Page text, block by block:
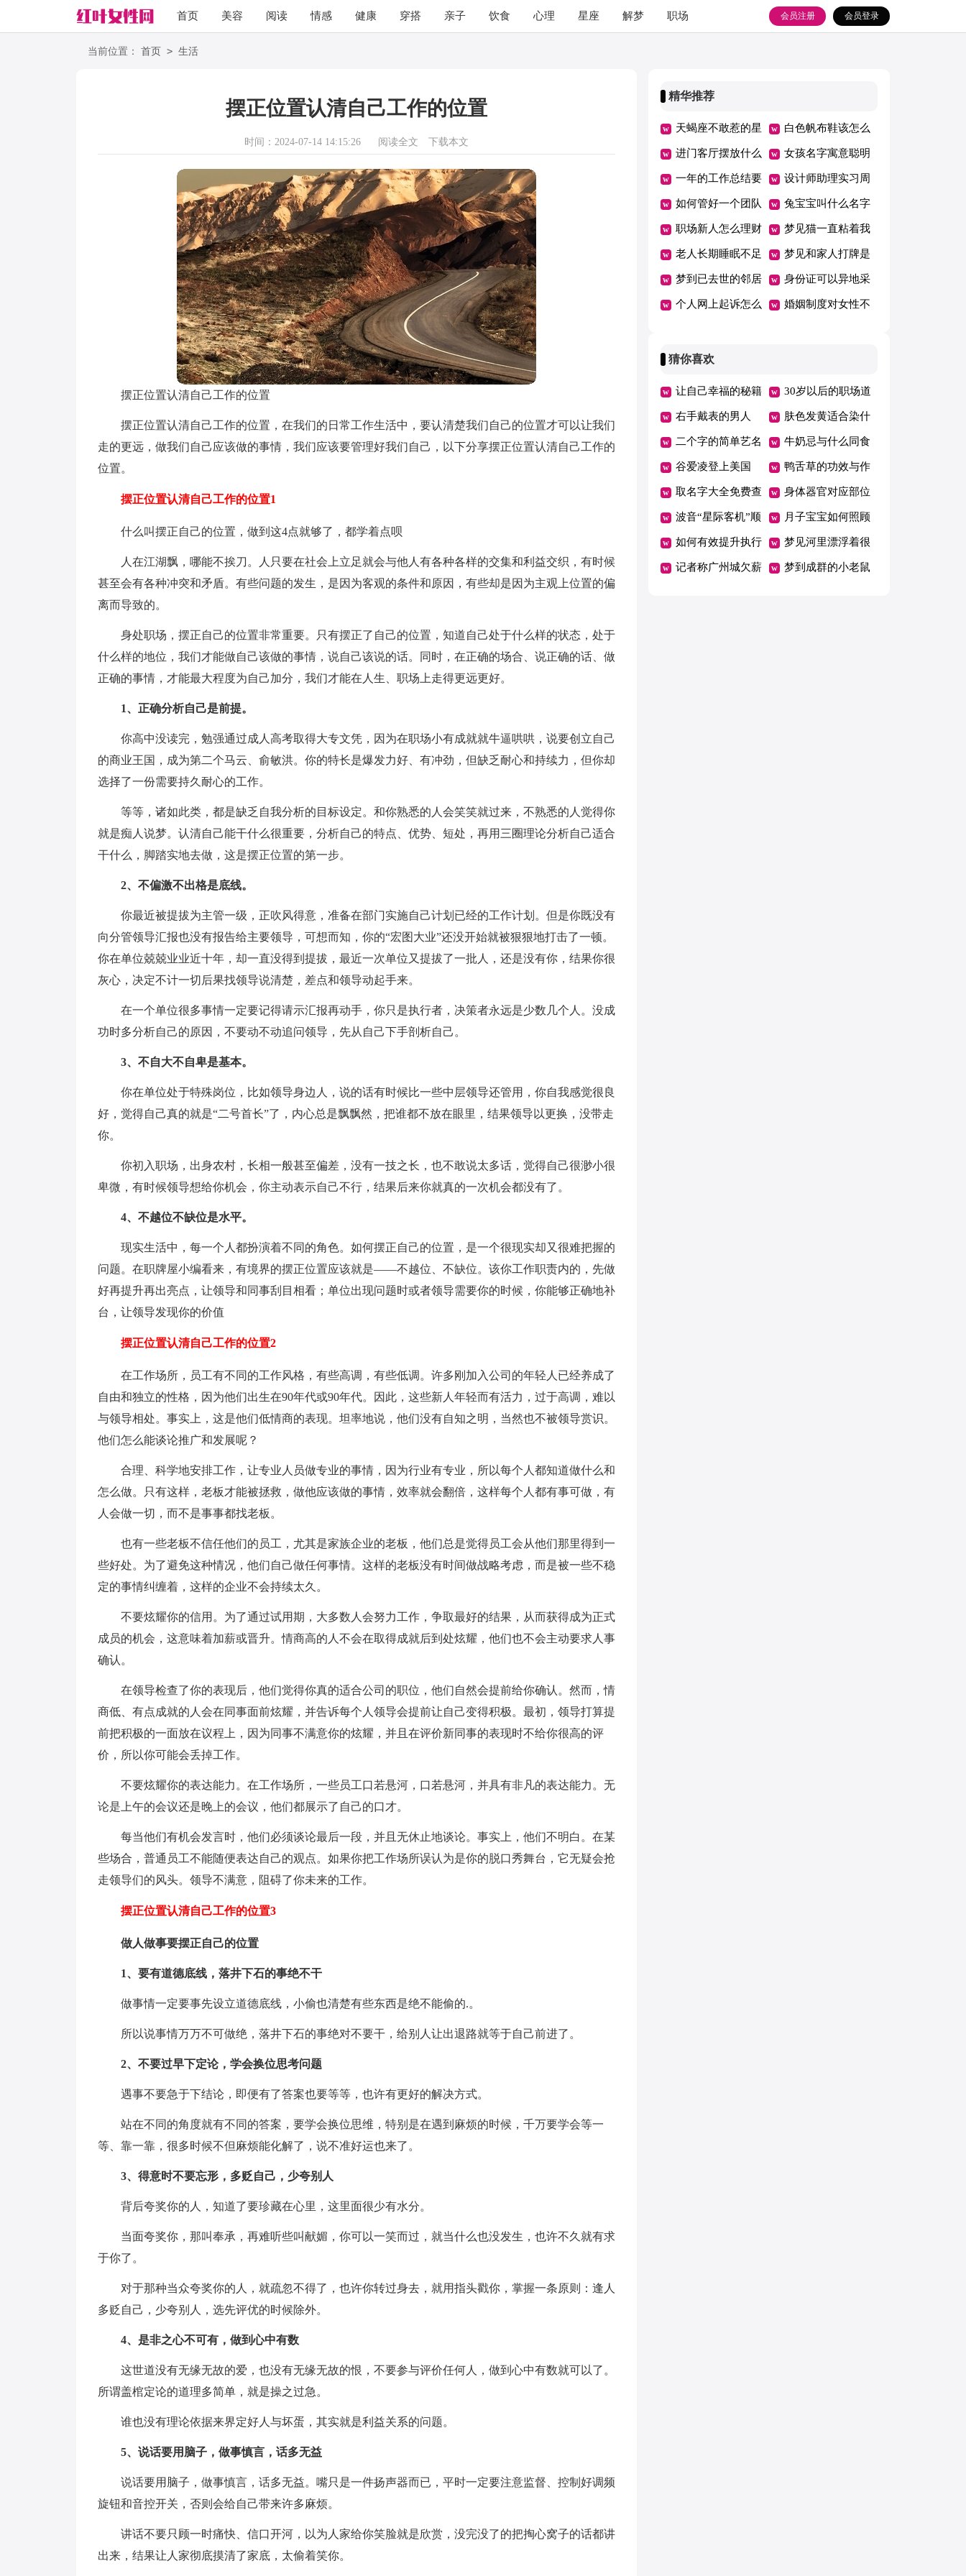
首页 美容 阅读 情感 健康 穿搭 亲子 饮食 心理 星座 解梦 职场
励志
会员登录
会员注册
当前位置： 首页 > 生活
摆正位置认清自己工作的位置
时间：2024-07-14 14:15:26 阅读全文 下载本文
摆正位置认清自己工作的位置
摆正位置认清自己工作的位置，在我们的日常工作生活中，要认清楚我们自己的位置才可以让我们
走的更远，做我们自己应该做的事情，我们应该要管理好我们自己，以下分享摆正位置认清自己工作的
位置。
摆正位置认清自己工作的位置1
什么叫摆正自己的位置，做到这4点就够了，都学着点呗
人在江湖飘，哪能不挨刀。人只要在社会上立足就会与他人有各种各样的交集和利益交织，有时候
甚至会有各种冲突和矛盾。有些问题的发生，是因为客观的条件和原因，有些却是因为主观上位置的偏
离而导致的。
身处职场，摆正自己的位置非常重要。只有摆正了自己的位置，知道自己处于什么样的状态，处于
什么样的地位，我们才能做自己该做的事情，说自己该说的话。同时，在正确的场合、说正确的话、做
正确的事情，才能最大程度为自己加分，我们才能在人生、职场上走得更远更好。
1、正确分析自己是前提。
你高中没读完，勉强通过成人高考取得大专文凭，因为在职场小有成就就牛逼哄哄，说要创立自己
的商业王国，成为第二个马云、俞敏洪。你的特长是爆发力好、有冲劲，但缺乏耐心和持续力，但你却
选择了一份需要持久耐心的工作。
等等，诸如此类，都是缺乏自我分析的目标设定。和你熟悉的人会笑笑就过来，不熟悉的人觉得你
就是痴人说梦。认清自己能干什么很重要，分析自己的特点、优势、短处，再用三圈理论分析自己适合
干什么，脚踏实地去做，这是摆正位置的第一步。
2、不偏激不出格是底线。
你最近被提拔为主管一级，正吹风得意，准备在部门实施自己计划已经的工作计划。但是你既没有
向分管领导汇报也没有报告给主要领导，可想而知，你的“宏图大业”还没开始就被狠狠地打击了一顿。
你在单位兢兢业业近十年，却一直没得到提拔，最近一次单位又提拔了一批人，还是没有你，结果你很
灰心，决定不计一切后果找领导说清楚，差点和领导动起手来。
在一个单位很多事情一定要记得请示汇报再动手，你只是执行者，决策者永远是少数几个人。没成
功时多分析自己的原因，不要动不动追问领导，先从自己下手剖析自己。
3、不自大不自卑是基本。
你在单位处于特殊岗位，比如领导身边人，说的话有时候比一些中层领导还管用，你自我感觉很良
好，觉得自己真的就是“二号首长”了，内心总是飘飘然，把谁都不放在眼里，结果领导以更换，没带走
你。
你初入职场，出身农村，长相一般甚至偏差，没有一技之长，也不敢说太多话，觉得自己很渺小很
卑微，有时候领导想给你机会，你主动表示自己不行，结果后来你就真的一次机会都没有了。
4、不越位不缺位是水平。
现实生活中，每一个人都扮演着不同的角色。如何摆正自己的位置，是一个很现实却又很难把握的
问题。在职牌屋小编看来，有境界的摆正位置应该就是——不越位、不缺位。该你工作职责内的，先做
好再提升再出亮点，让领导和同事刮目相看；单位出现问题时或者领导需要你的时候，你能够正确地补
台，让领导发现你的价值
摆正位置认清自己工作的位置2
在工作场所，员工有不同的工作风格，有些高调，有些低调。许多刚加入公司的年轻人已经养成了
自由和独立的性格，因为他们出生在90年代或90年代。因此，这些新人年轻而有活力，过于高调，难以
与领导相处。事实上，这是他们低情商的表现。坦率地说，他们没有自知之明，当然也不被领导赏识。
他们怎么能谈论推广和发展呢？
合理、科学地安排工作，让专业人员做专业的事情，因为行业有专业，所以每个人都知道做什么和
怎么做。只有这样，老板才能被拯救，做他应该做的事情，效率就会翻倍，这样每个人都有事可做，有
人会做一切，而不是事事都找老板。
也有一些老板不信任他们的员工，尤其是家族企业的老板，他们总是觉得员工会从他们那里得到一
些好处。为了避免这种情况，他们自己做任何事情。这样的老板没有时间做战略考虑，而是被一些不稳
定的事情纠缠着，这样的企业不会持续太久。
不要炫耀你的信用。为了通过试用期，大多数人会努力工作，争取最好的结果，从而获得成为正式
成员的机会，这意味着加薪或晋升。情商高的人不会在取得成就后到处炫耀，他们也不会主动要求人事
确认。
在领导检查了你的表现后，他们觉得你真的适合公司的职位，他们自然会提前给你确认。然而，情
商低、有点成就的人会在同事面前炫耀，并告诉每个人领导会提前让自己变得积极。最初，领导打算提
前把积极的一面放在议程上，因为同事不满意你的炫耀，并且在评价新同事的表现时不给你很高的评
价，所以你可能会丢掉工作。
不要炫耀你的表达能力。在工作场所，一些员工口若悬河，口若悬河，并具有非凡的表达能力。无
论是上午的会议还是晚上的会议，他们都展示了自己的口才。
每当他们有机会发言时，他们必须谈论最后一段，并且无休止地谈论。事实上，他们不明白。在某
些场合，普通员工不能随便表达自己的观点。如果你把工作场所误认为是你的脱口秀舞台，它无疑会抢
走领导们的风头。领导不满意，阻碍了你未来的工作。
摆正位置认清自己工作的位置3
做人做事要摆正自己的位置
1、要有道德底线，落井下石的事绝不干
做事情一定要事先设立道德底线，小偷也清楚有些东西是绝不能偷的.。
所以说事情万万不可做绝，落井下石的事绝对不要干，给别人让出退路就等于自己前进了。
2、不要过早下定论，学会换位思考问题
遇事不要急于下结论，即便有了答案也要等等，也许有更好的解决方式。
站在不同的角度就有不同的答案，要学会换位思维，特别是在遇到麻烦的时候，千万要学会等一
等、靠一靠，很多时候不但麻烦能化解了，说不准好运也来了。
3、得意时不要忘形，多贬自己，少夸别人
背后夸奖你的人，知道了要珍藏在心里，这里面很少有水分。
当面夸奖你，那叫奉承，再难听些叫献媚，你可以一笑而过，就当什么也没发生，也许不久就有求
于你了。
对于那种当众夸奖你的人，就疏忽不得了，也许你转过身去，就用指头戳你，掌握一条原则：逢人
多贬自己，少夸别人，选先评优的时候除外。
4、是非之心不可有，做到心中有数
这世道没有无缘无故的爱，也没有无缘无故的恨，不要参与评价任何人，做到心中有数就可以了。
所谓盖棺定论的道理多简单，就是操之过急。
谁也没有理论依据来界定好人与坏蛋，其实就是利益关系的问题。
5、说话要用脑子，做事慎言，话多无益
说话要用脑子，做事慎言，话多无益。嘴只是一件扬声器而已，平时一定要注意监督、控制好调频
旋钮和音控开关，否则会给自己带来许多麻烦。
讲话不要只顾一时痛快、信口开河，以为人家给你笑脸就是欣赏，没完没了的把掏心窝子的话都讲
出来，结果让人家彻底摸清了家底，太偷着笑你。
精华推荐
天蝎座不敢惹的星
座
白色帆布鞋该怎么
搭配
进门客厅摆放什么
东西好
女孩名字寓意聪明
漂亮
一年的工作总结要
怎么写（精选15
篇）
设计师助理实习周
记
如何管好一个团队 兔宝宝叫什么名字
有寓意
职场新人怎么理财 梦见猫一直粘着我
什么意思
老人长期睡眠不足
有哪些危害
梦见和家人打牌是
什么意思
梦到已去世的邻居
代表着什么
身份证可以异地采
集指纹吗
个人网上起诉怎么 婚姻制度对女性不
猜你喜欢
让自己幸福的秘籍 30岁以后的职场道
理怎么走
右手戴表的男人 肤色发黄适合染什
么颜色的头发
二个字的简单艺名 牛奶忌与什么同食
谷爱凌登上美国
《时代》百大人物
名单
鸭舌草的功效与作
用
取名字大全免费查
询一下
身体器官对应部位
一览表
波音“星际客机”顺
利完成不载人试飞
任务
月子宝宝如何照顾
如何有效提升执行
力
梦见河里漂浮着很
多死尸
记者称广州城欠薪 梦到成群的小老鼠